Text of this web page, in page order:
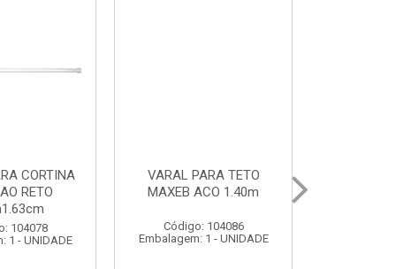
TETO
1.40m
- UNIDADE
VARAL PARA TETO
MAXEB ACO 1.20m
Código: 104213
Embalagem: 1 - UNIDADE